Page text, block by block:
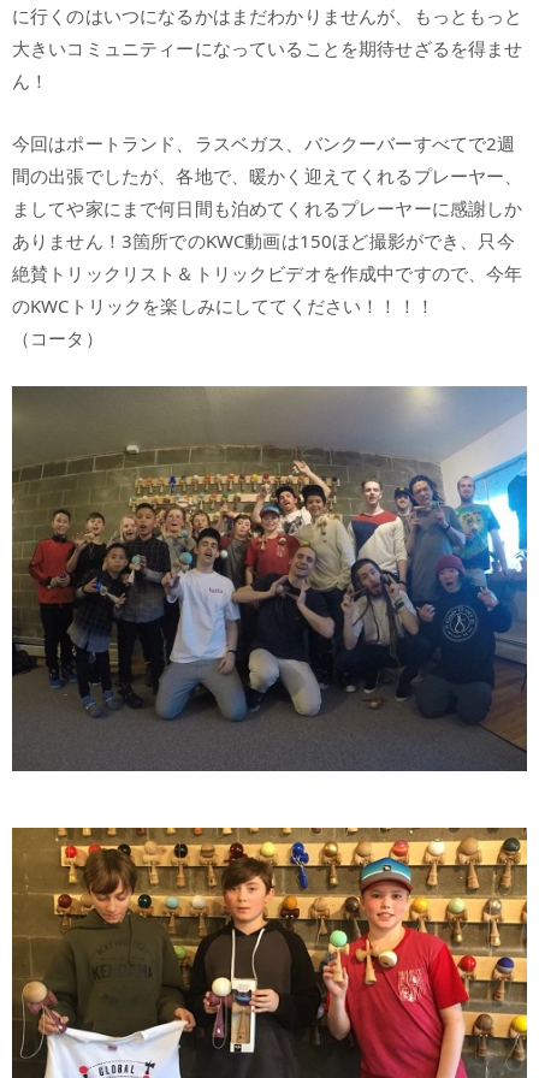
に行くのはいつになるかはまだわかりませんが、もっともっと
大きいコミュニティーになっていることを期待せざるを得ませ
ん！
今回はポートランド、ラスベガス、バンクーバーすべてで2週
間の出張でしたが、各地で、暖かく迎えてくれるプレーヤー、
ましてや家にまで何日間も泊めてくれるプレーヤーに感謝しか
ありません！3箇所でのKWC動画は150ほど撮影ができ、只今
絶賛トリックリスト＆トリックビデオを作成中ですので、今年
のKWCトリックを楽しみにしててください！！！！
（コータ）